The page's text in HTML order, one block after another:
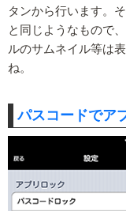
タンから行います。
と同じようなもので
ルのサムネイル等は
ね。
パスコードでア